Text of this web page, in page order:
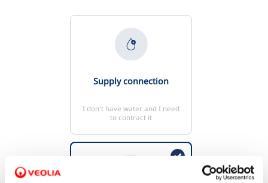
Supply connection
I don't have water and I need
to contract it